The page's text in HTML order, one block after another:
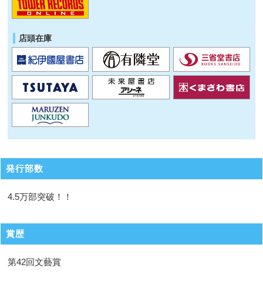
店頭在庫
発行部数
4.5万部突破！！
賞歴
第42回文藝賞